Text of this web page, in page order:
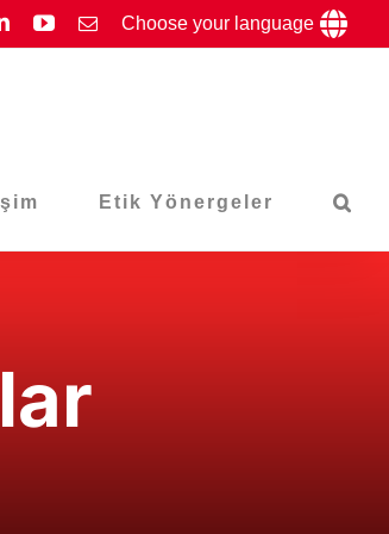
LinkedInYouTube
EmailChoose your language
Etik Yönergeler